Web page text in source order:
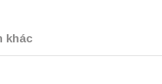
khác